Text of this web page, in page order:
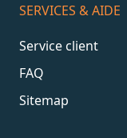
SERVICES & AIDE
Service client
FAQ
Sitemap